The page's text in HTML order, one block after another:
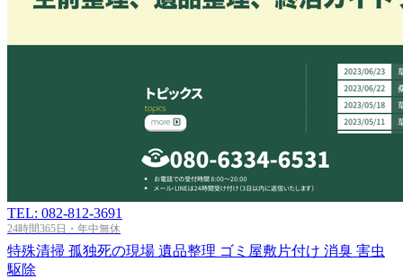
TEL: 082-812-3691
24時間365日・年中無休
特殊清掃 孤独死の現場 遺品整理 ゴミ屋敷片付け 消臭 害虫
駆除